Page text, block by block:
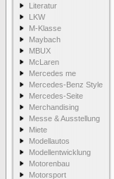
Literatur
LKW
M-Klasse
Maybach
MBUX
McLaren
Mercedes me
Mercedes-Benz Style
Mercedes-Seite
Merchandising
Messe & Ausstellung
Miete
Modellautos
Modellentwicklung
Motorenbau
Motorsport